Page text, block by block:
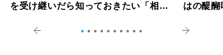
を受け継いだら知っておきたい「相続
はの醍